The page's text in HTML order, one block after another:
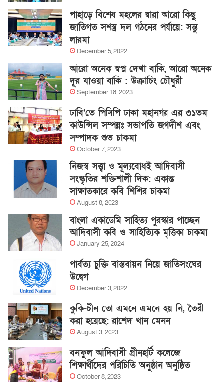
পাহাড়ে বিশেষ মহলের দ্বারা আরো কিছু
জাতিগত সশস্ত্র দল গঠনের পর্যায়ে: সন্তু
লারমা
December 5, 2022
আরো অনেক স্বপ্ন দেখা বাকি, আরো অনেক
দূর যাওয়া বাকি : উক্রাচিং চৌধুরী
September 18, 2023
ঢাবি’তে পিসিপি ঢাকা মহানগর এর ৩১তম
কাউন্সিল সম্পন্নঃ সভাপতি জগদীশ এবং
সম্পাদক শুভ চাকমা
October 7, 2023
নিজস্ব সত্ত্বা ও মূল্যবোধই আদিবাসী
সংস্কৃতির শক্তিশালী দিক: একান্ত
সাক্ষাতকারে কবি শিশির চাকমা
August 8, 2023
বাংলা একাডেমি সাহিত্য পুরস্কার পাচ্ছেন
আদিবাসী কবি ও সাহিত্যিক মৃত্তিকা চাকমা
January 25, 2024
পার্বত্য চুক্তি বাস্তবায়ন নিয়ে জাতিসংঘের
উদ্বেগ
December 3, 2022
কুকি-চীন তো এমনে এমনে হয় নি, তৈরী
করা হয়েছে: রাশেদ খান মেনন
August 3, 2023
বনফুল আদিবাসী গ্রীনহার্ট কলেজে
শিক্ষার্থীদের পরিচিতি অনুষ্ঠান অনুষ্ঠিত
October 8, 2023